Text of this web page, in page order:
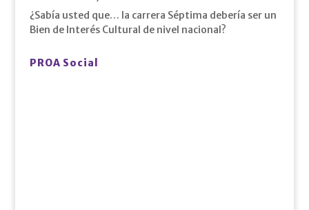
¿Sabía usted que… la carrera Séptima debería ser un
Bien de Interés Cultural de nivel nacional?
PROA Social